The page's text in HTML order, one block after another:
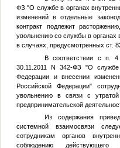
ФЗ "О службе в органах
изменений в отдельные
контракт подлежит
увольнению со службы в органах
в случаях, предусмотренных ст.
В соответствии с п.
30.11.2011 N 342-ФЗ "О службе
Федерации и внесении
Российской Федерации"
увольнению в связи с
предпринимательской
Из содержания
системной взаимосвязи
сотрудникам органов
соблюдению